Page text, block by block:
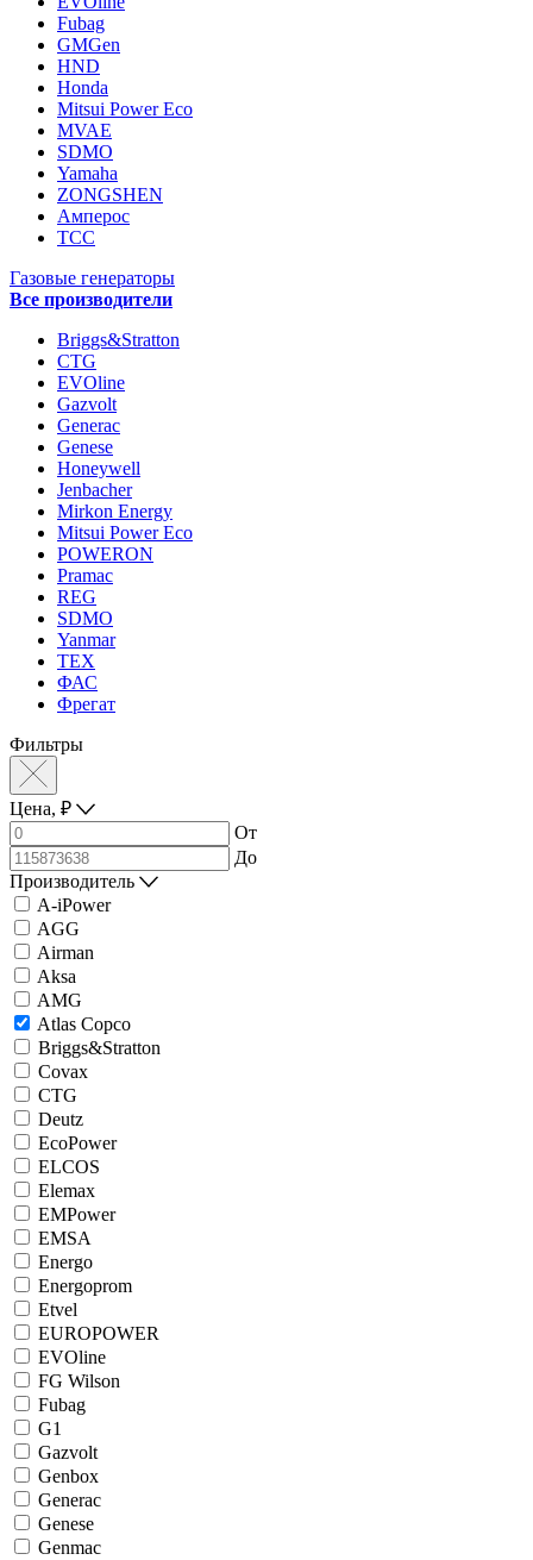
Fubag
GMGen
HND
Honda
Mitsui Power Eco
MVAE
SDMO
Yamaha
ZONGSHEN
Амперос
ТСС
Газовые генераторы
Все производители
Briggs&Stratton
CTG
EVOline
Gazvolt
Generac
Genese
Honeywell
Jenbacher
Mirkon Energy
Mitsui Power Eco
POWERON
Pramac
REG
SDMO
Yanmar
ТЕХ
ФАС
Фрегат
Фильтры
Цена, ₽
От
До
Производитель
A-iPower
AGG
Airman
Aksa
AMG
Atlas Copco
Briggs&Stratton
Covax
CTG
Deutz
EcoPower
ELCOS
Elemax
EMPower
EMSA
Energo
Energoprom
Etvel
EUROPOWER
EVOline
FG Wilson
Fubag
G1
Gazvolt
Genbox
Generac
Genese
Genmac